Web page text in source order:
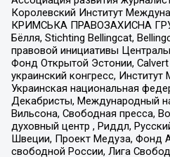
Королевский Институт
КРИМСЬКА ПРАВОЗАХИСНА
Бёлля, Stichting Bellingcat,
правовой инициативы
Фонд Открытой Эстонии,
украинский конгресс,
Украинская национальная
Декабристы, Международный
Вильсона, Свободная пресса,
духовный центр , Риддл,
Швеции, Проект Медуза, Фонд
свободной России, Лига